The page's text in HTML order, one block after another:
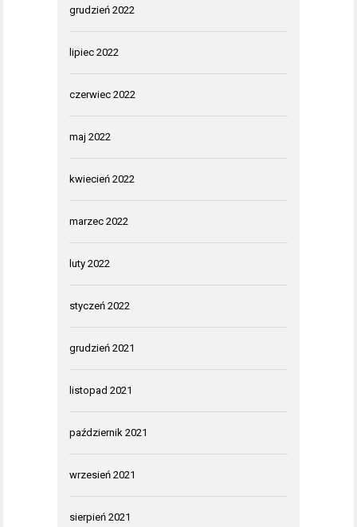
grudzień 2022
lipiec 2022
czerwiec 2022
maj 2022
kwiecień 2022
marzec 2022
luty 2022
styczeń 2022
grudzień 2021
listopad 2021
październik 2021
wrzesień 2021
sierpień 2021